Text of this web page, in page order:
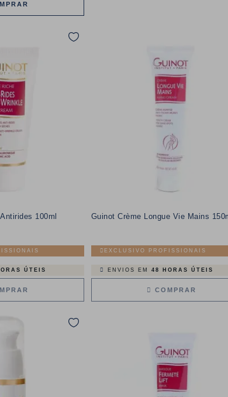
100ml
ÚTEIS
Guinot Crème Longue Vie Mains
EXCLUSIVO PROFISSIONAIS
ENVIOS EM 48 HORAS ÚTEIS
COMPRAR